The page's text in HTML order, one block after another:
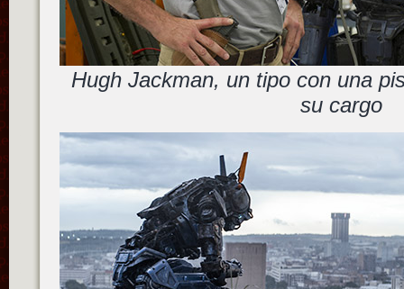
Hugh Jackman, un tipo con una
su cargo